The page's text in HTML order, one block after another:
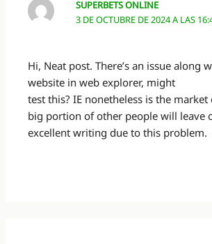
SUPERBETS ONLINE
3 DE OCTUBRE DE 2024 A LAS
Hi, Neat post. There’s an issue along
website in web explorer, might
test this? IE nonetheless is the market
big portion of other people will leave
excellent writing due to this problem.